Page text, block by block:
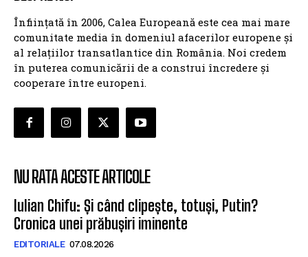
Înființată în 2006, Calea Europeană este cea mai mare
comunitate media în domeniul afacerilor europene și
al relațiilor transatlantice din România. Noi credem
în puterea comunicării de a construi încredere și
cooperare între europeni.
NU RATA ACESTE ARTICOLE
Iulian Chifu: Și când clipește, totuși, Putin?
Cronica unei prăbușiri iminente
EDITORIALE 07.08.2026